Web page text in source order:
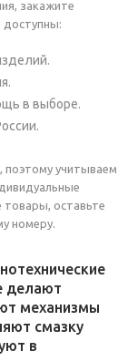
закажите
доступны:
в выборе.
поэтому учитываем
оставьте
номеру.
делают
механизмы
смазку
в